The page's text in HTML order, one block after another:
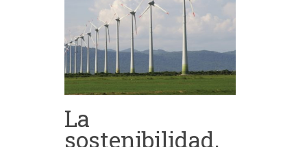
La
sostenibilidad,